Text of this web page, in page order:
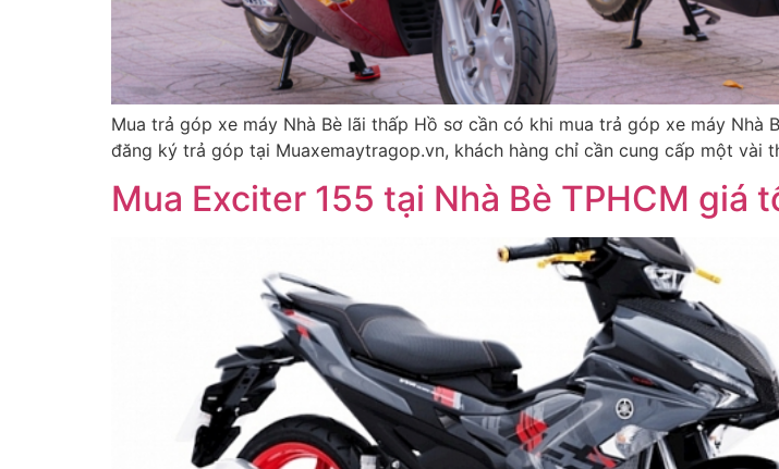
Mua trả góp xe máy Nhà Bè lãi thấp Hồ sơ cần có khi mua trả góp xe máy
đăng ký trả góp tại Muaxemaytragop.vn, khách hàng chỉ cần cung cấp một vài
Mua Exciter 155 tại Nhà Bè TPHCM giá